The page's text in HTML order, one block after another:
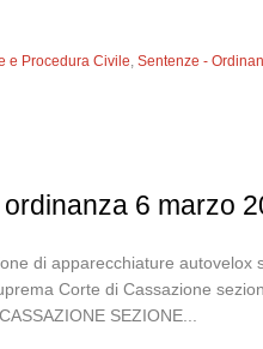
e Procedura Civile,Sentenze -
6 marzo
di apparecchiature
Corte di Cassazione
SEZIONE...